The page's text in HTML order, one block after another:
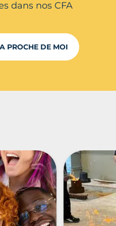
dans nos CFA
PROCHE DE MOI